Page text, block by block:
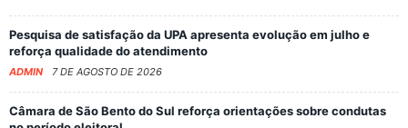
Pesquisa de satisfação da UPA apresenta evolução em julho e
reforça qualidade do atendimento
ADMIN 7 DE AGOSTO DE 2026
Câmara de São Bento do Sul reforça orientações sobre condutas